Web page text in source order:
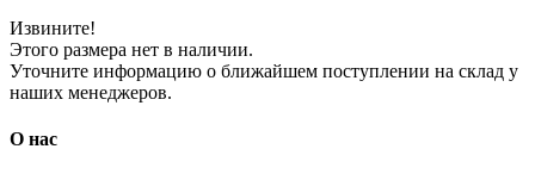
Извините!
Этого размера нет в наличии.
Уточните информацию о ближайшем поступлении на склад у
наших менеджеров.
О нас